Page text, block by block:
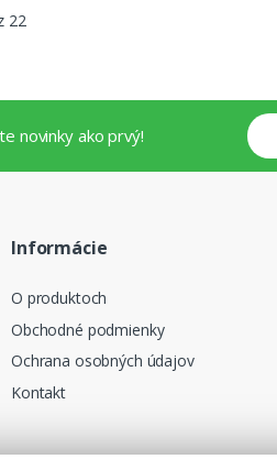
22
novinky ako prvý!
Informácie
O produktoch
Obchodné podmienky
Ochrana osobných údajov
Kontakt